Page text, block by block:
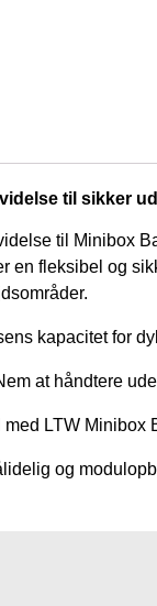
til sikker
til Minibox
en fleksibel og
kapacitet for
at håndtere
LTW Minibox
og